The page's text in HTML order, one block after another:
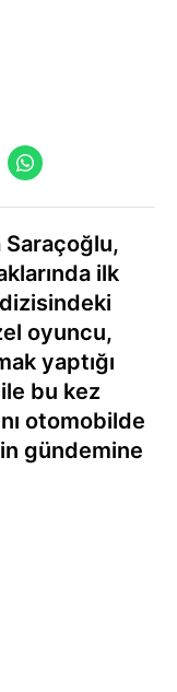
Saraçoğlu,
ilk
oyuncu,
yaptığı
bu kez
otomobilde
gündemine